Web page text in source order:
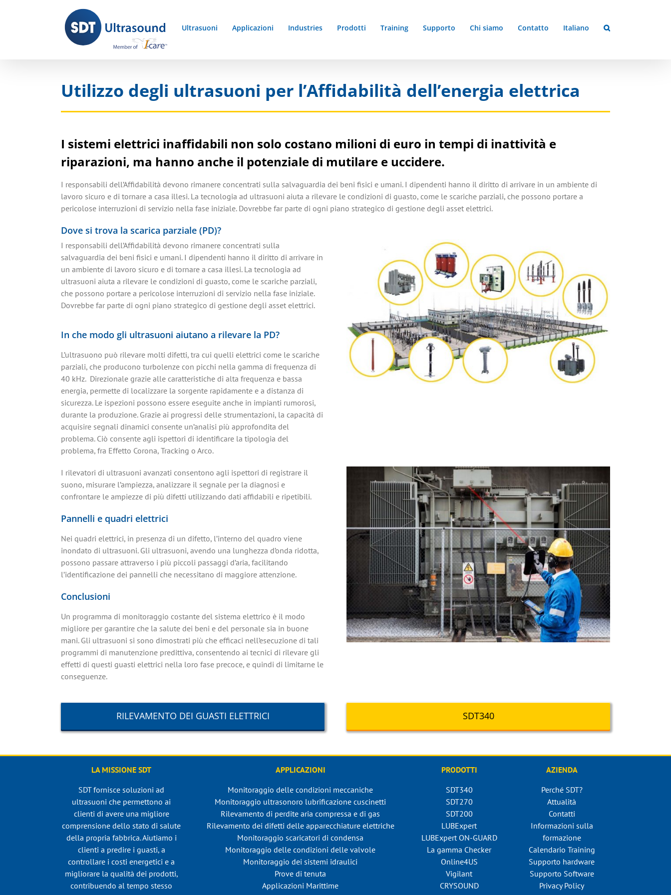
Ultrasuoni Applicazioni Industries Prodotti Training Supporto Chi siamo Contatto Italiano
Utilizzo degli ultrasuoni per l’Affidabilità dell’energia elettrica
I sistemi elettrici inaffidabili non solo costano milioni di euro in tempi di inattività e
riparazioni, ma hanno anche il potenziale di mutilare e uccidere.
I responsabili dell’Affidabilità devono rimanere concentrati sulla salvaguardia dei beni fisici e umani. I dipendenti hanno il diritto di arrivare in un ambiente di
lavoro sicuro e di tornare a casa illesi. La tecnologia ad ultrasuoni aiuta a rilevare le condizioni di guasto, come le scariche parziali, che possono portare a
pericolose interruzioni di servizio nella fase iniziale. Dovrebbe far parte di ogni piano strategico di gestione degli asset elettrici.
Dove si trova la scarica parziale (PD)?
I responsabili dell’Affidabilità devono rimanere concentrati sulla
salvaguardia dei beni fisici e umani. I dipendenti hanno il diritto di arrivare in
un ambiente di lavoro sicuro e di tornare a casa illesi. La tecnologia ad
ultrasuoni aiuta a rilevare le condizioni di guasto, come le scariche parziali,
che possono portare a pericolose interruzioni di servizio nella fase iniziale.
Dovrebbe far parte di ogni piano strategico di gestione degli asset elettrici.
In che modo gli ultrasuoni aiutano a rilevare la PD?
L’ultrasuono può rilevare molti difetti, tra cui quelli elettrici come le scariche
parziali, che producono turbolenze con picchi nella gamma di frequenza di
40 kHz. Direzionale grazie alle caratteristiche di alta frequenza e bassa
energia, permette di localizzare la sorgente rapidamente e a distanza di
sicurezza. Le ispezioni possono essere eseguite anche in impianti rumorosi,
durante la produzione. Grazie ai progressi delle strumentazioni, la capacità di
acquisire segnali dinamici consente un’analisi più approfondita del
problema. Ciò consente agli ispettori di identificare la tipologia del
problema, fra Effetto Corona, Tracking o Arco.
I rilevatori di ultrasuoni avanzati consentono agli ispettori di registrare il
suono, misurare l’ampiezza, analizzare il segnale per la diagnosi e
confrontare le ampiezze di più difetti utilizzando dati affidabili e ripetibili.
Pannelli e quadri elettrici
Nei quadri elettrici, in presenza di un difetto, l’interno del quadro viene
inondato di ultrasuoni. Gli ultrasuoni, avendo una lunghezza d’onda ridotta,
possono passare attraverso i più piccoli passaggi d’aria, facilitando
l’identificazione dei pannelli che necessitano di maggiore attenzione.
Conclusioni
Un programma di monitoraggio costante del sistema elettrico è il modo
migliore per garantire che la salute dei beni e del personale sia in buone
mani. Gli ultrasuoni si sono dimostrati più che efficaci nell’esecuzione di tali
programmi di manutenzione predittiva, consentendo ai tecnici di rilevare gli
effetti di questi guasti elettrici nella loro fase precoce, e quindi di limitarne le
conseguenze.
RILEVAMENTO DEI GUASTI ELETTRICI SDT340
LA MISSIONE SDT
SDT fornisce soluzioni ad
ultrasuoni che permettono ai
clienti di avere una migliore
comprensione dello stato di salute
della propria fabbrica. Aiutiamo i
clienti a predire i guasti, a
controllare i costi energetici e a
migliorare la qualità dei prodotti,
contribuendo al tempo stesso
APPLICAZIONI
Monitoraggio delle condizioni meccaniche
Monitoraggio ultrasonoro lubrificazione cuscinetti
Rilevamento di perdite aria compressa e di gas
Rilevamento dei difetti delle apparecchiature elettriche
Monitoraggio scaricatori di condensa
Monitoraggio delle condizioni delle valvole
Monitoraggio dei sistemi idraulici
Prove di tenuta
Applicazioni Marittime
PRODOTTI
SDT340
SDT270
SDT200
LUBExpert
LUBExpert ON-GUARD
La gamma Checker
Online4US
Vigilant
CRYSOUND
AZIENDA
Perché SDT?
Attualità
Contatti
Informazioni sulla
formazione
Calendario Training
Supporto hardware
Supporto Software
Privacy Policy